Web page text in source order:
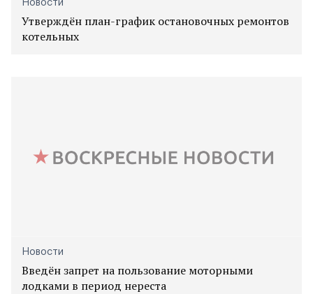
Новости
Утверждён план-график остановочных ремонтов
котельных
Новости
Введён запрет на пользование моторными
лодками в период нереста